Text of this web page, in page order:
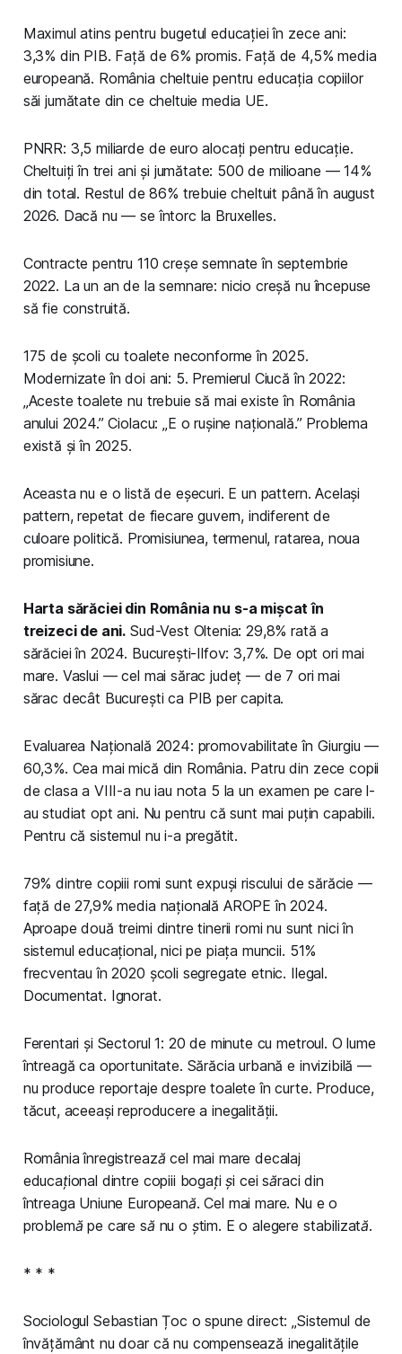
Maximul atins pentru bugetul educației în zece ani:
3,3% din PIB. Față de 6% promis. Față de 4,5% media
europeană. România cheltuie pentru educația copiilor
săi jumătate din ce cheltuie media UE.
PNRR: 3,5 miliarde de euro alocați pentru educație.
Cheltuiți în trei ani și jumătate: 500 de milioane — 14%
din total. Restul de 86% trebuie cheltuit până în august
2026. Dacă nu — se întorc la Bruxelles.
Contracte pentru 110 creșe semnate în septembrie
2022. La un an de la semnare: nicio creșă nu începuse
să fie construită.
175 de școli cu toalete neconforme în 2025.
Modernizate în doi ani: 5. Premierul Ciucă în 2022:
„Aceste toalete nu trebuie să mai existe în România
anului 2024.” Ciolacu: „E o rușine națională.” Problema
există și în 2025.
Aceasta nu e o listă de eșecuri. E un pattern. Același
pattern, repetat de fiecare guvern, indiferent de
culoare politică. Promisiunea, termenul, ratarea, noua
promisiune.
Harta sărăciei din România nu s-a mișcat în
treizeci de ani. Sud-Vest Oltenia: 29,8% rată a
sărăciei în 2024. București-Ilfov: 3,7%. De opt ori mai
mare. Vaslui — cel mai sărac județ — de 7 ori mai
sărac decât București ca PIB per capita.
Evaluarea Națională 2024: promovabilitate în Giurgiu —
60,3%. Cea mai mică din România. Patru din zece copii
de clasa a VIII-a nu iau nota 5 la un examen pe care l-
au studiat opt ani. Nu pentru că sunt mai puțin capabili.
Pentru că sistemul nu i-a pregătit.
79% dintre copiii romi sunt expuși riscului de sărăcie —
față de 27,9% media națională AROPE în 2024.
Aproape două treimi dintre tinerii romi nu sunt nici în
sistemul educațional, nici pe piața muncii. 51%
frecventau în 2020 școli segregate etnic. Ilegal.
Documentat. Ignorat.
Ferentari și Sectorul 1: 20 de minute cu metroul. O lume
întreagă ca oportunitate. Sărăcia urbană e invizibilă —
nu produce reportaje despre toalete în curte. Produce,
tăcut, aceeași reproducere a inegalității.
România înregistrează cel mai mare decalaj
educațional dintre copiii bogați și cei săraci din
întreaga Uniune Europeană. Cel mai mare. Nu e o
problemă pe care să nu o știm. E o alegere stabilizată.
* * *
Sociologul Sebastian Țoc o spune direct: „Sistemul de
învățământ nu doar că nu compensează inegalitățile